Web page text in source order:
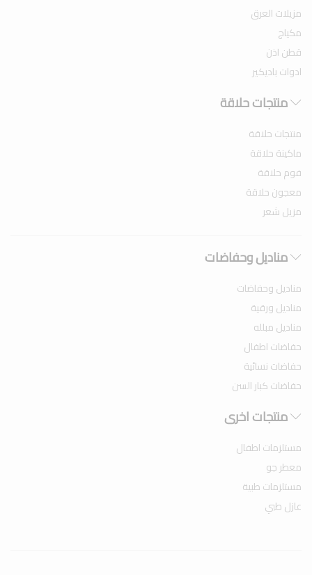
مزيلات العرق
مكياج
قطن اذن
ادوات باديكير
منتجات حلاقة
منتجات حلاقة
ماكينة حلاقة
فوم حلاقة
معجون حلاقة
مزيل شعر
مناديل وحفاضات
مناديل وحفاضات
مناديل ورقية
مناديل مبلله
حفاضات اطفال
حفاضات نسائية
حفاضات كبار السن
منتجات اخرى
مستلزمات اطفال
معطر جو
مستلزمات طبية
عازل طبي